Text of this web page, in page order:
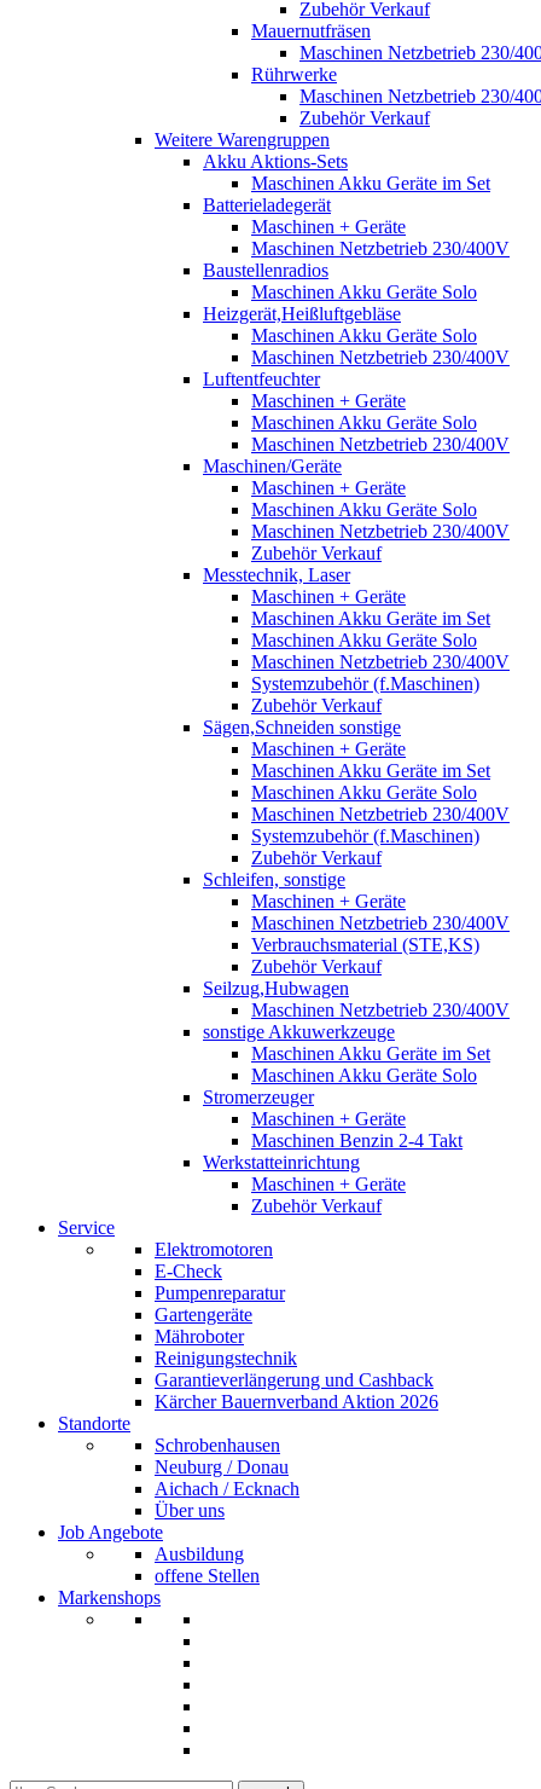
Zubehör Verkauf
Mauernutfräsen
Maschinen Netzbetrieb 230/
Rührwerke
Maschinen Netzbetrieb 230/
Zubehör Verkauf
Weitere Warengruppen
Akku Aktions-Sets
Maschinen Akku Geräte im Set
Batterieladegerät
Maschinen + Geräte
Maschinen Netzbetrieb 230/400V
Baustellenradios
Maschinen Akku Geräte Solo
Heizgerät,Heißluftgebläse
Maschinen Akku Geräte Solo
Maschinen Netzbetrieb 230/400V
Luftentfeuchter
Maschinen + Geräte
Maschinen Akku Geräte Solo
Maschinen Netzbetrieb 230/400V
Maschinen/Geräte
Maschinen + Geräte
Maschinen Akku Geräte Solo
Maschinen Netzbetrieb 230/400V
Zubehör Verkauf
Messtechnik, Laser
Maschinen + Geräte
Maschinen Akku Geräte im Set
Maschinen Akku Geräte Solo
Maschinen Netzbetrieb 230/400V
Systemzubehör (f.Maschinen)
Zubehör Verkauf
Sägen,Schneiden sonstige
Maschinen + Geräte
Maschinen Akku Geräte im Set
Maschinen Akku Geräte Solo
Maschinen Netzbetrieb 230/400V
Systemzubehör (f.Maschinen)
Zubehör Verkauf
Schleifen, sonstige
Maschinen + Geräte
Maschinen Netzbetrieb 230/400V
Verbrauchsmaterial (STE,KS)
Zubehör Verkauf
Seilzug,Hubwagen
Maschinen Netzbetrieb 230/400V
sonstige Akkuwerkzeuge
Maschinen Akku Geräte im Set
Maschinen Akku Geräte Solo
Stromerzeuger
Maschinen + Geräte
Maschinen Benzin 2-4 Takt
Werkstatteinrichtung
Maschinen + Geräte
Zubehör Verkauf
Service
Elektromotoren
E-Check
Pumpenreparatur
Gartengeräte
Mähroboter
Reinigungstechnik
Garantieverlängerung und Cashback
Kärcher Bauernverband Aktion 2026
Standorte
Schrobenhausen
Neuburg / Donau
Aichach / Ecknach
Über uns
Job Angebote
Ausbildung
offene Stellen
Markenshops